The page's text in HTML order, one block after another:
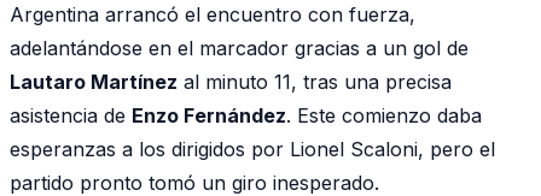
Argentina arrancó el encuentro con fuerza,
adelantándose en el marcador gracias a un gol de
Lautaro Martínez al minuto 11, tras una precisa
asistencia de Enzo Fernández. Este comienzo daba
esperanzas a los dirigidos por Lionel Scaloni, pero el
partido pronto tomó un giro inesperado.